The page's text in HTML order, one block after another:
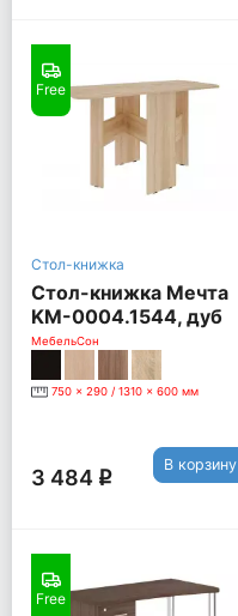
Free
Стол-книжка
Стол-книжка Мечта
KM-0004.1544, дуб
сонома
МебельСон
750 x 290 / 1310 x 600 мм
3 484 q
В корзину
Free